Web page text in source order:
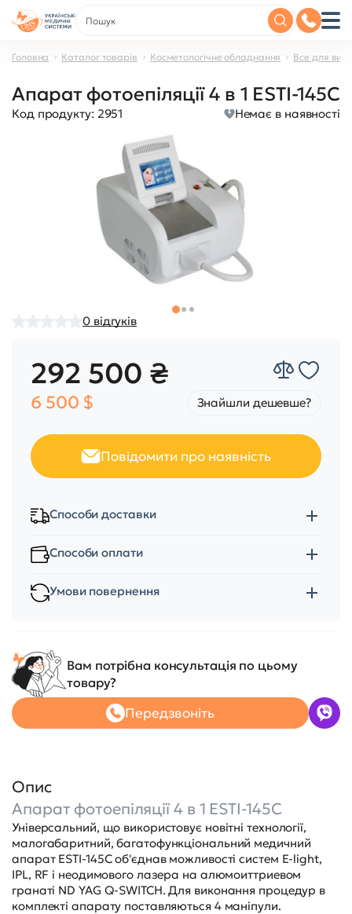
Головна Каталог товарів Косметологічне обладнання Все для
Апарат фотоепіляції 4 в 1 ESTI-145C
Код продукту: 2951 Немає в наявності
0 відгуків
292 500 ₴
6 500 $ Знайшли дешевше?
Повідомити про наявність
Способи доставки
Способи оплати
Умови повернення
Вам потрібна консультація по цьому
товару?
Передзвоніть
Опис
Апарат фотоепіляції 4 в 1 ESTI-145C
Універсальний, що використовує новітні технології,
малогабаритний, багатофункціональний медичний
апарат ESTI-145C об'єднав можливості систем E-light,
IPL, RF і неодимового лазера на алюмоиттриевом
гранаті ND YAG Q-SWITCH. Для виконання процедур в
комплекті апарату поставляються 4 маніпули.